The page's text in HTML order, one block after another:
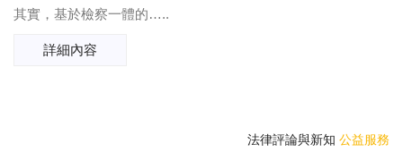
其實，基於檢察一體的…..
詳細內容
法律評論與新知 公益服務